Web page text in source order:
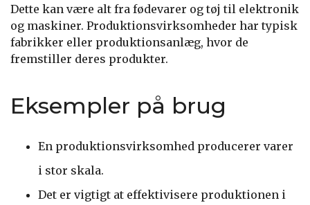
Dette kan være alt fra fødevarer og tøj til elektronik
og maskiner. Produktionsvirksomheder har typisk
fabrikker eller produktionsanlæg, hvor de
fremstiller deres produkter.
Eksempler på brug
En produktionsvirksomhed producerer varer
i stor skala.
Det er vigtigt at effektivisere produktionen i